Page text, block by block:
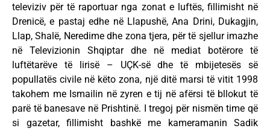
televiziv për të raportuar nga zonat e luftës, fillimisht në
Drenicë, e pastaj edhe në Llapushë, Ana Drini, Dukagjin,
Llap, Shalë, Neredime dhe zona tjera, për të sjellur imazhe
në Televizionin Shqiptar dhe në mediat botërore të
luftëtarëve të lirisë – UÇK-së dhe të mbijetesës së
popullatës civile në këto zona, një ditë marsi të vitit 1998
takohem me Ismailin në zyren e tij në afërsi të bllokut të
parë të banesave në Prishtinë. I tregoj për nismën time që
si gazetar, fillimisht bashkë me kameramanin Sadik